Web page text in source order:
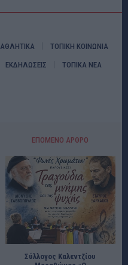
ΑΘΛΗΤΙΚΑ ΤΟΠΙΚΗ ΚΟΙΝΩΝΙΑ
ΕΚΔΗΛΩΣΕΙΣ ΤΟΠΙΚΑ ΝΕΑ
ΕΠΌΜΕΝΟ ΆΡΘΡΟ
Σύλλογος Καλεντζίου